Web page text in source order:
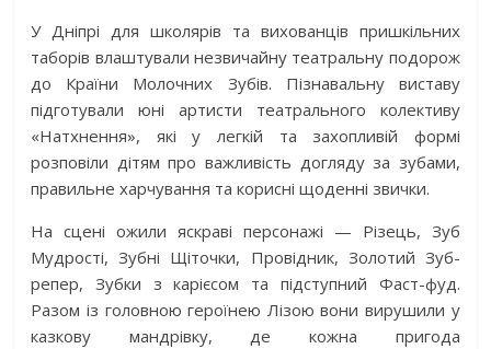
У Дніпрі для школярів та вихованців пришкільних
таборів влаштували незвичайну театральну подорож
до Країни Молочних Зубів. Пізнавальну виставу
підготували юні артисти театрального колективу
«Натхнення», які у легкій та захопливій формі
розповіли дітям про важливість догляду за зубами,
правильне харчування та корисні щоденні звички.
На сцені ожили яскраві персонажі — Різець, Зуб
Мудрості, Зубні Щіточки, Провідник, Золотий Зуб-
репер, Зубки з карієсом та підступний Фаст-фуд.
Разом із головною героїнею Лізою вони вирушили у
казкову мандрівку, де кожна пригода